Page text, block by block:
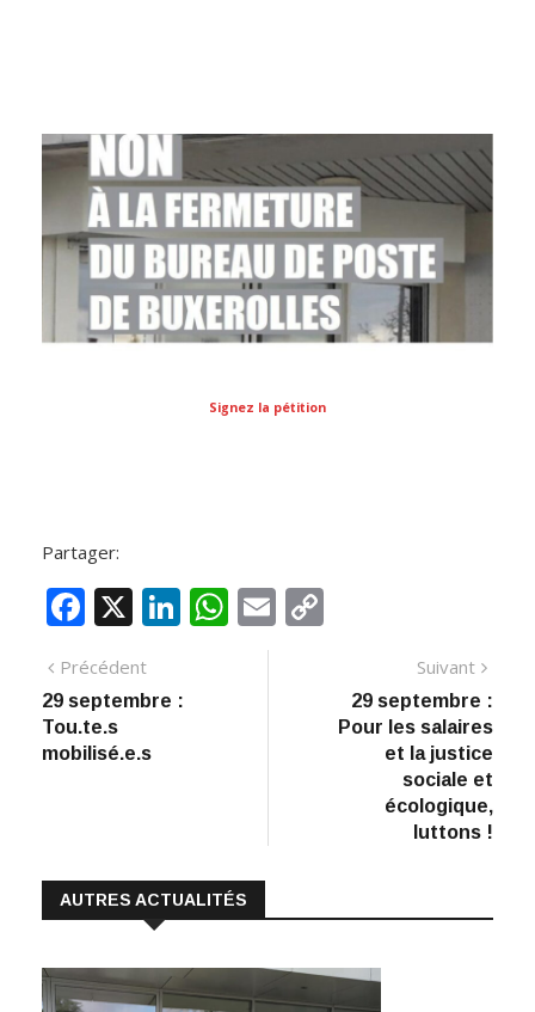
Signez la pétition
Partager:
F
e
b
o
X Li
k
e
W E
y
Navigation
de
l’article
PrécédentArticle
précédent
29 septembre :
Tou.te.s
mobilisé.e.s
Suivant
:
29 septembre :
Pour les salaires
et la justice
sociale et
écologique,
luttons !
AUTRES ACTUALITÉS